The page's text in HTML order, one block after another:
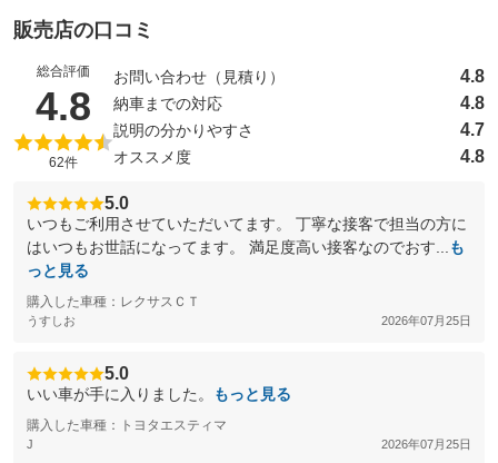
販売店の口コミ
総合評価
4.8 （5点満点中）
62件
お問い合わせ（見積り） 4.8
納車までの対応 4.8
説明の分かりやすさ 4.7
オススメ度 4.8
5.0
いつもご利用させていただいてます。 丁寧な接客で担当の方に
はいつもお世話になってます。 満足度高い接客なのでおす...
も
っと見る
購入した車種：レクサスＣＴ
うすしお 2026年07月25日
5.0
いい車が手に入りました。 もっと見る
購入した車種：トヨタエスティマ
J 2026年07月25日